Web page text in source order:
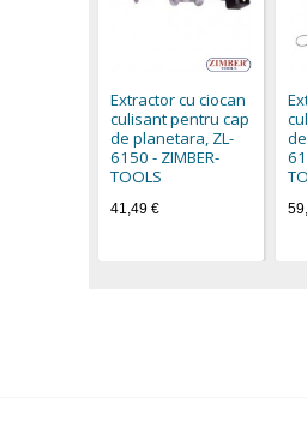
Extractor cu ciocan
culisant pentru cap
de planetara, ZL-
6150 - ZIMBER-
TOOLS
41,49 €